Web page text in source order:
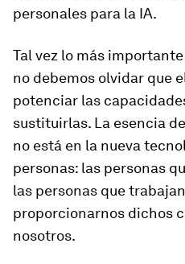
personales para la IA.
Tal vez lo más
no debemos olvidar que
potenciar las
sustituirlas. La esencia
no está en la nueva
personas: las personas
las personas que
proporcionarnos dichos
nosotros.